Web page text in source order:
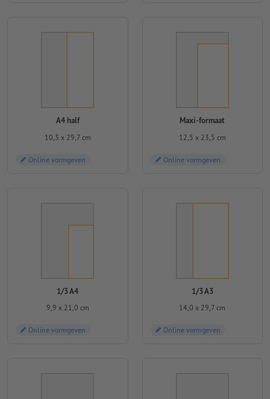
A4 half
10,3 x 29,7 cm
Online vormgeven
Maxi-formaat
12,5 x 23,5 cm
Online vormgeven
1/3 A4
9,9 x 21,0 cm
Online vormgeven
1/3 A3
14,0 x 29,7 cm
Online vormgeven